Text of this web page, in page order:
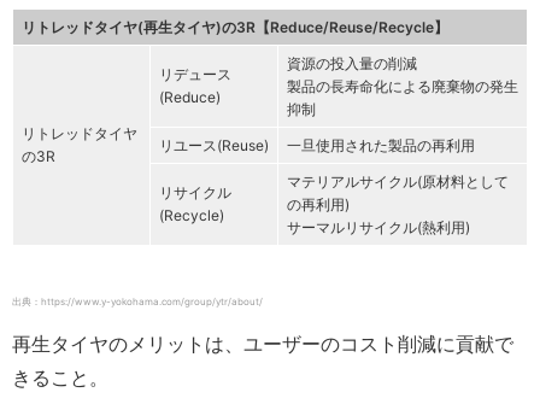
リトレッドタイヤ(再生タイヤ)の3R【Reduce/Reuse/Recycle】
リトレッドタイヤ
の3R
リデュース
(Reduce)
資源の投入量の削減
製品の長寿命化による廃棄物の発生
抑制
リユース(Reuse)
一旦使用された製品の再利用
リサイクル
(Recycle)
マテリアルサイクル(原材料として
の再利用)
サーマルリサイクル(熱利用)
出典：https://www.y-yokohama.com/group/ytr/about/
再生タイヤのメリットは、ユーザーのコスト削減に貢献で
きること。